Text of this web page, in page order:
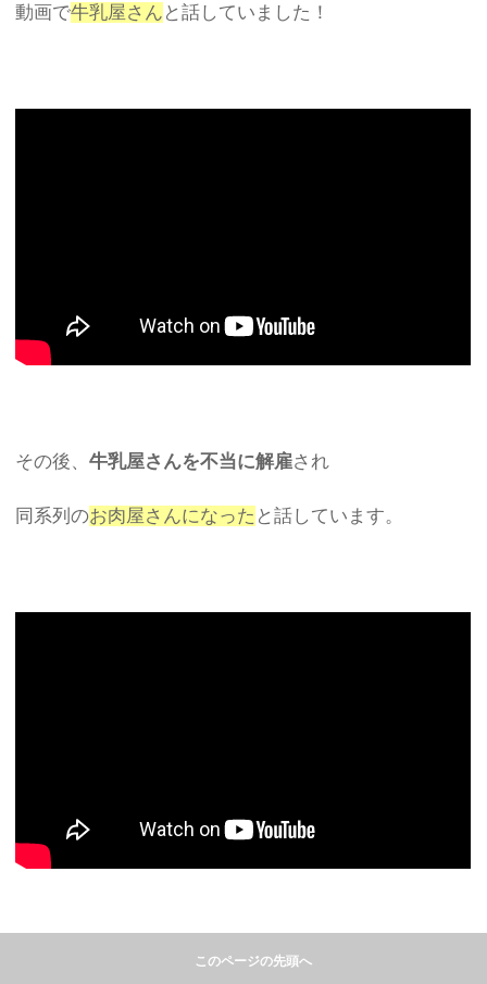
動画で牛乳屋さん と話していました！
その後、牛乳屋さんを不当に解雇され
同系列のお肉屋さんになった と話しています。
しかし、それも設定でしばらくしてから
このページの先頭へ